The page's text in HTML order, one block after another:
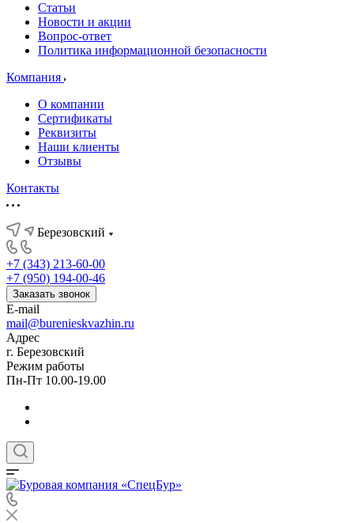
Статьи
Новости и акции
Вопрос-ответ
Политика информационной безопасности
Компания
О компании
Сертификаты
Реквизиты
Наши клиенты
Отзывы
Контакты
Березовский
+7 (343) 213-60-00
+7 (950) 194-00-46
Заказать звонок
E-mail
mail@burenieskvazhin.ru
Адрес
г. Березовский
Режим работы
Пн-Пт 10.00-19.00